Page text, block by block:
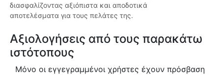
διασφαλίζοντας αξιόπιστα και αποδοτικά
αποτελέσματα για τους πελάτες της.
Αξιολογήσεις από τους παρακάτω
ιστότοπους
Μόνο οι εγγεγραμμένοι χρήστες έχουν πρόσβαση